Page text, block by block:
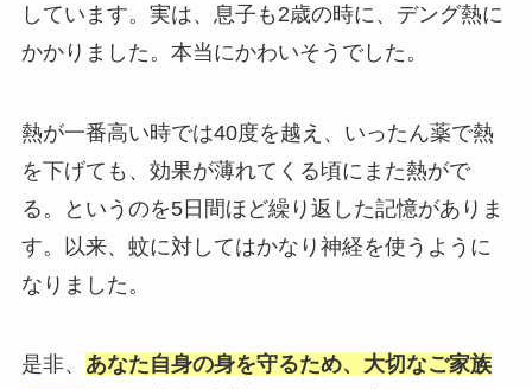
しています。実は、息子も2歳の時に、デング熱に
かかりました。本当にかわいそうでした。
熱が一番高い時では40度を越え、いったん薬で熱
を下げても、効果が薄れてくる頃にまた熱がで
る。というのを5日間ほど繰り返した記憶がありま
す。以来、蚊に対してはかなり神経を使うように
なりました。
是非、 あなた自身の身を守るため、大切なご家族